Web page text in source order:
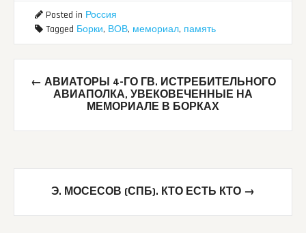
Posted in Россия
Tagged Борки, ВОВ, мемориал, память
Post
navigation
← АВИАТОРЫ 4-ГО ГВ. ИСТРЕБИТЕЛЬНОГО
АВИАПОЛКА, УВЕКОВЕЧЕННЫЕ НА
МЕМОРИАЛЕ В БОРКАХ
Э. МОСЕСОВ (СПБ). КТО ЕСТЬ КТО →